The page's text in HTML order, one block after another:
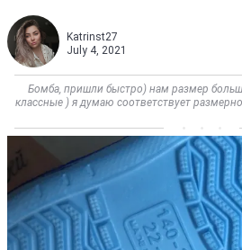
Katrinst27
July 4, 2021
Бомба, пришли быстро) нам размер
классные ) я думаю соответствует